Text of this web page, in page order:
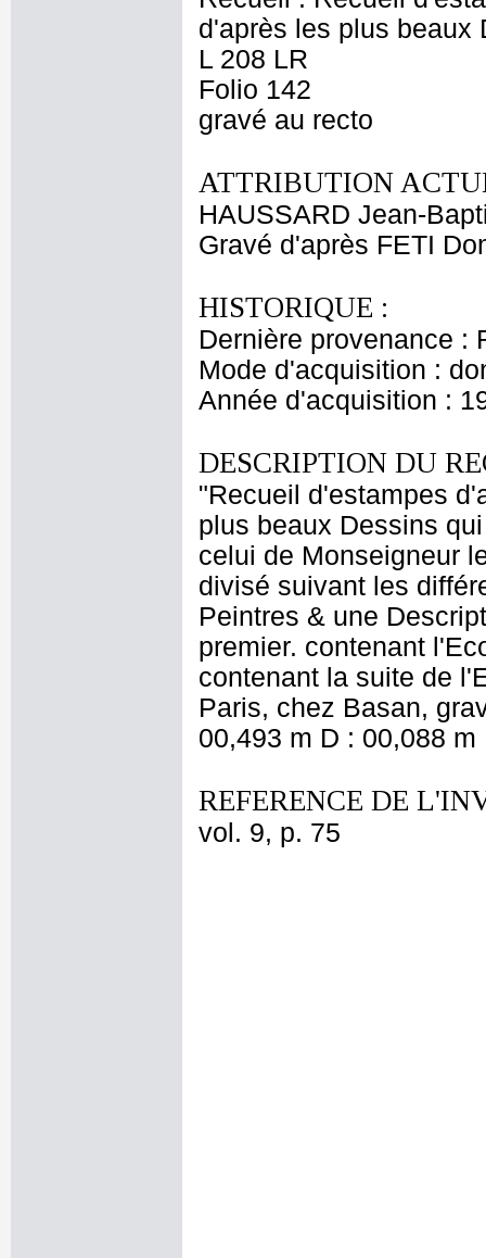
d'après les plus beaux
L 208 LR
Folio 142
gravé au recto
ATTRIBUTION
HAUSSARD Jean-
Gravé d'après FETI
HISTORIQUE :
Dernière provenance :
Mode d'acquisition :
Année d'acquisition :
DESCRIPTION DU
"Recueil d'estampes
plus beaux Dessins
celui de Monseigneur
divisé suivant les
Peintres & une
premier. contenant
contenant la suite de
Paris, chez Basan,
00,493 m D : 00,088
REFERENCE DE
vol. 9, p. 75